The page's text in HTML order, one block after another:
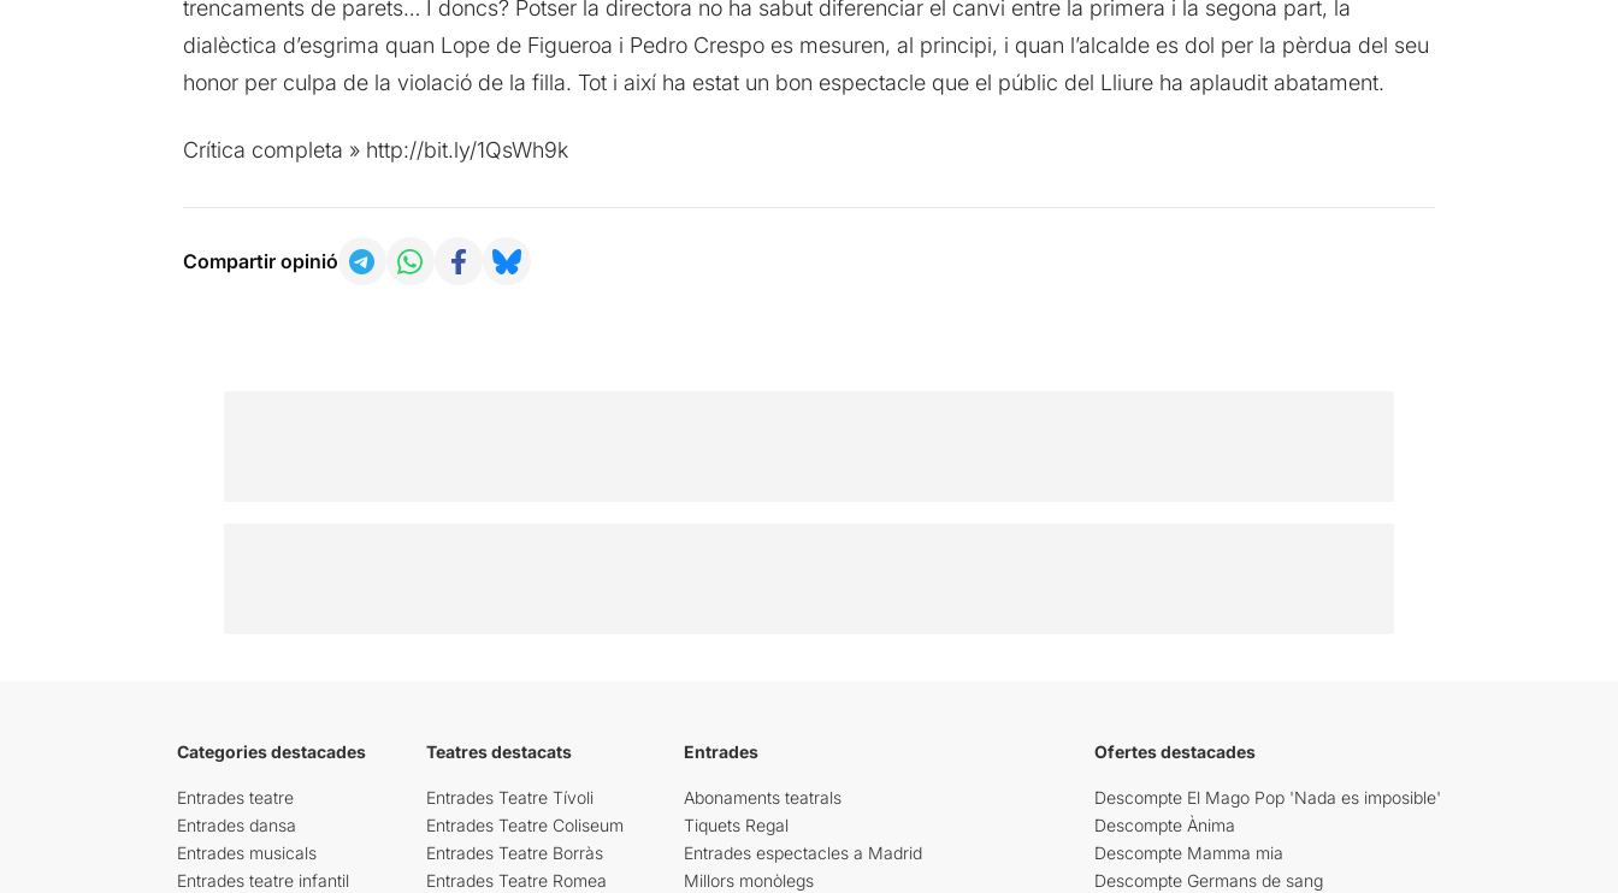
trencaments de parets… I doncs? Potser la directora no ha sabut diferenciar el canvi entre la primera i la segona part, la
dialèctica d’esgrima quan Lope de Figueroa i Pedro Crespo es mesuren, al principi, i quan l’alcalde es dol per la pèrdua del seu
honor per culpa de la violació de la filla. Tot i així ha estat un bon espectacle que el públic del Lliure ha aplaudit abatament.
Crítica completa » http://bit.ly/1QsWh9k
Compartir opinió
Categories destacades
Entrades teatre
Entrades dansa
Entrades musicals
Entrades teatre infantil
Teatres destacats
Entrades Teatre Tívoli
Entrades Teatre Coliseum
Entrades Teatre Borràs
Entrades Teatre Romea
Entrades
Abonaments teatrals
Tiquets Regal
Entrades espectacles a Madrid
Millors monòlegs
Ofertes destacades
Descompte El Mago Pop 'Nada es imposible'
Descompte Ànima
Descompte Mamma mia
Descompte Germans de sang